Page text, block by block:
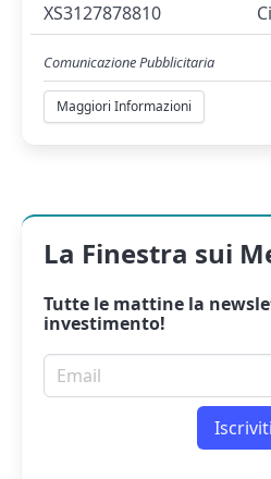
XS3127878810
Comunicazione Pubblicitaria
Maggiori Informazioni
La Finestra sui
Tutte le mattine la
investimento!
Email per newsletter
Iscriviti